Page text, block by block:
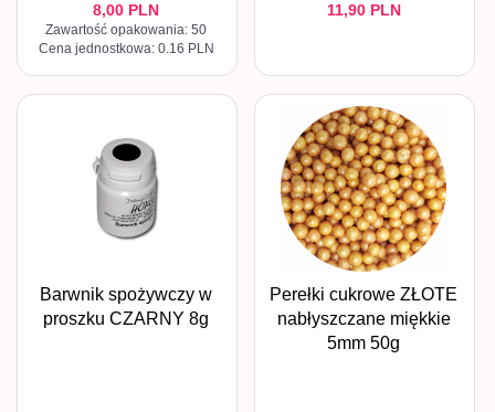
8,00 PLN
Zawartość opakowania: 50
Cena jednostkowa: 0.16 PLN
11,90 PLN
Barwnik spożywczy w
proszku CZARNY 8g
Perełki cukrowe ZŁOTE
nabłyszczane miękkie
5mm 50g